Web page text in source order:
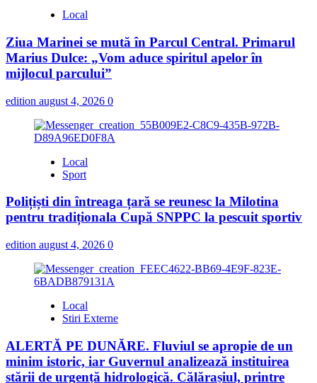
Local
Ziua Marinei se mută în Parcul Central. Primarul
Marius Dulce: „Vom aduce spiritul apelor în
mijlocul parcului”
edition august 4, 2026 0
Local
Sport
Polițiști din întreaga țară se reunesc la Milotina
pentru tradiționala Cupă SNPPC la pescuit sportiv
edition august 4, 2026 0
Local
Stiri Externe
ALERTĂ PE DUNĂRE. Fluviul se apropie de un
minim istoric, iar Guvernul analizează instituirea
stării de urgență hidrologică. Călărașiul, printre